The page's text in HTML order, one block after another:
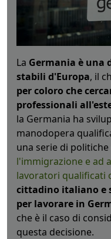
La Germania è una
stabili d'Europa, il
per coloro che
professionali
la Germania ha
manodopera
una serie di
l'immigrazione e ad
lavoratori qualificati
cittadino italiano e
per lavorare in
che è il caso di
questa decisione.